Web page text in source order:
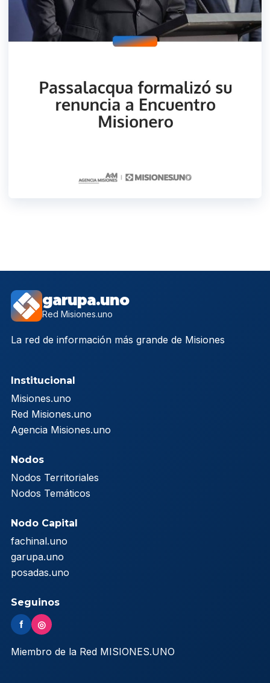
garupa.uno
Red Misiones.uno
La red de información más grande de Misiones
Institucional
Misiones.uno
Red Misiones.uno
Agencia Misiones.uno
Nodos
Nodos Territoriales
Nodos Temáticos
Nodo Capital
fachinal.uno
garupa.uno
posadas.uno
Seguinos
f ◎
Miembro de la Red MISIONES.UNO